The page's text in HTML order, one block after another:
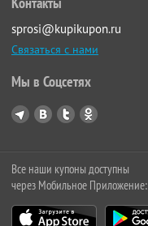
sprosi@kupikupon.ru
Связаться с нами
Мы в Соцсетях
Все наши купоны доступны
через Мобильное Приложение: